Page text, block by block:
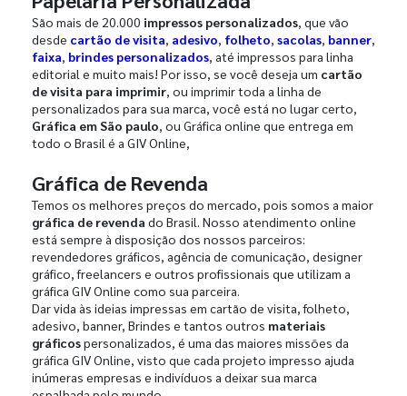
São mais de 20.000 impressos personalizados, que vão
desde cartão de visita, adesivo, folheto, sacolas, banner,
faixa, brindes personalizados, até impressos para linha
editorial e muito mais! Por isso, se você deseja um cartão
de visita para imprimir, ou imprimir toda a linha de
personalizados para sua marca, você está no lugar certo,
Gráfica em São paulo, ou Gráfica online que entrega em
todo o Brasil é a GIV Online,
Gráfica de Revenda
Temos os melhores preços do mercado, pois somos a maior
gráfica de revenda do Brasil. Nosso atendimento online
está sempre à disposição dos nossos parceiros:
revendedores gráficos, agência de comunicação, designer
gráfico, freelancers e outros profissionais que utilizam a
gráfica GIV Online como sua parceira.
Dar vida às ideias impressas em cartão de visita, folheto,
adesivo, banner, Brindes e tantos outros materiais
gráficospersonalizados, é uma das maiores missões da
gráfica GIV Online, visto que cada projeto impresso ajuda
inúmeras empresas e indivíduos a deixar sua marca